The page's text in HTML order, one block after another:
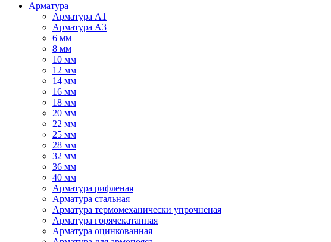
Арматура
Арматура А1
Арматура А3
6 мм
8 мм
10 мм
12 мм
14 мм
16 мм
18 мм
20 мм
22 мм
25 мм
28 мм
32 мм
36 мм
40 мм
Арматура рифленая
Арматура стальная
Арматура термомеханически упрочненая
Арматура горячекатанная
Арматура оцинкованная